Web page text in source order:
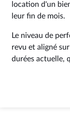
location d'un
leur fin de mois.
Le niveau de
revu et aligné
durées actuelle,